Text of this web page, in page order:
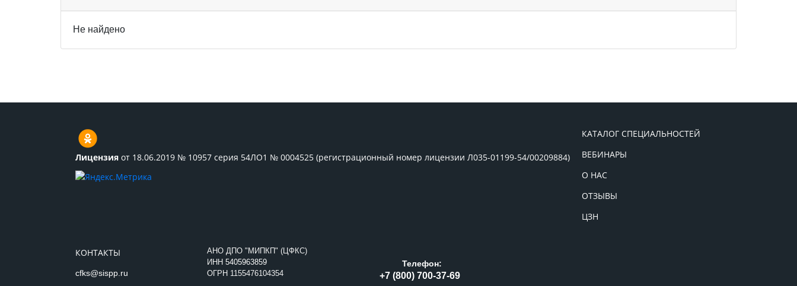
Не найдено
Лицензия от 18.06.2019 № 10957 серия 54ЛО1 № 0004525 (регистрационный номер лицензии Л035-01199-54/00209884)
КАТАЛОГ СПЕЦИАЛЬНОСТЕЙ
ВЕБИНАРЫ
О НАС
ОТЗЫВЫ
ЦЗН
КОНТАКТЫ
cfks@sispp.ru
АНО ДПО "МИПКП" (ЦФКС)
ИНН 5405963859
ОГРН 1155476104354
Телефон:
+7 (800) 700-37-69